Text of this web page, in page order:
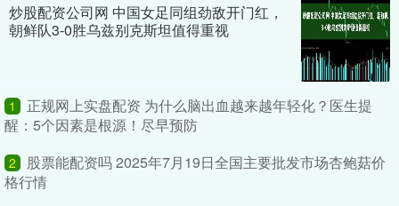
炒股配资公司网 中国女足同组劲敌开门红，
朝鲜队3-0胜乌兹别克斯坦值得重视
1
正规网上实盘配资 为什么脑出血越来越年轻化？医生提
醒：5个因素是根源！尽早预防
2
股票能配资吗 2025年7月19日全国主要批发市场杏鲍菇价
格行情